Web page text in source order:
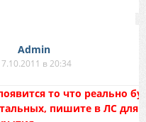
Аdmin
в 20:34
то что реально
пишите в ЛС для